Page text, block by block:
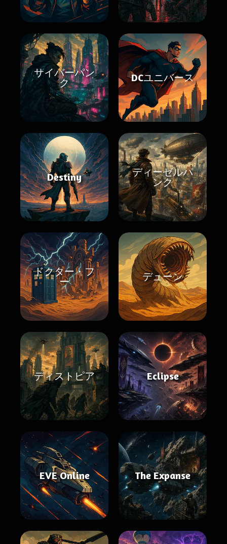
サイバーパン
ク
DCユニバース
Destiny
ディーゼルパ
ンク
ドクター・フ
ー
デューン
ディストピア Eclipse
EVE Online The Expanse